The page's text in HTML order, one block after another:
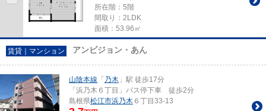
所在階：5階
間取り：2LDK
面積：53.96㎡
賃貸｜マンション アンビジョン・あん
山陰本線 「 乃木 」駅 徒歩17分
「浜乃木６丁目」バス停下車 徒歩2分
島根県松江市浜乃木 ６丁目33-13